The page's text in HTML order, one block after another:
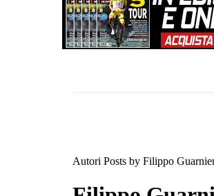
Autori Posts by Filippo